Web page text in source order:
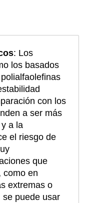
: Los
los basados
con los
a ser más
a la
el riesgo de
que
como en
extremas o
se puede usar